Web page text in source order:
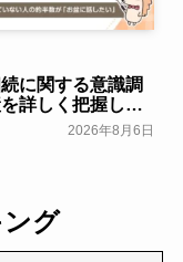
続に関する意識調
詳しく把握して
わずか7％？具体的
対象に意識調査
2026年8月6日
グ